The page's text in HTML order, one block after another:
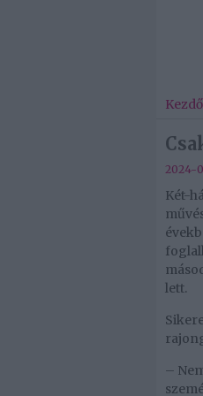
2024-
Két-
lett.
–